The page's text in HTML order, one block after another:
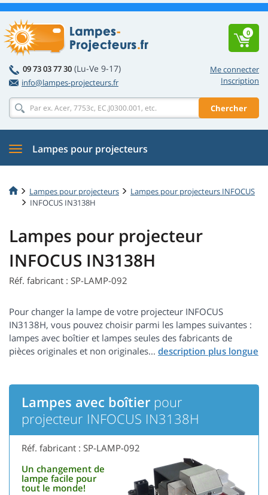
Me connecter
Inscription
09 73 03 77 30 (Lu-Ve 9-17)
info@lampes-projecteurs.fr
Chercher
0
Lampes pour projecteurs
Lampes pour projecteurs
Lampes pour projecteurs INFOCUS
INFOCUS IN3138H
Lampes pour projecteur
INFOCUS IN3138H
Réf. fabricant : SP-LAMP-092
Pour changer la lampe de votre projecteur INFOCUS
IN3138H, vous pouvez choisir parmi les lampes suivantes :
lampes avec boîtier et lampes seules des fabricants de
pièces originales et non originales...
Lampes avec boîtier pour
projecteur INFOCUS IN3138H
Réf. fabricant : SP-LAMP-092
Un changement de
lampe facile pour
tout le monde!